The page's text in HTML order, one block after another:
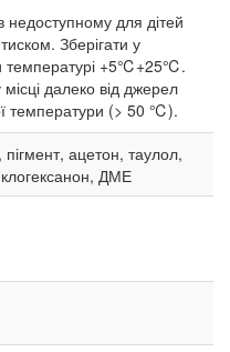
недоступному для дітей
Зберігати у
температурі +5℃+25℃.
далеко від джерел
температури (> 50 ℃).
ацетон, таулол,
ДМЕ